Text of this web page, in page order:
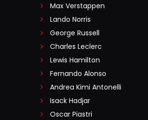
Max Verstappen
Lando Norris
George Russell
Charles Leclerc
Lewis Hamilton
Fernando Alonso
Andrea Kimi Antonelli
Isack Hadjar
Oscar Piastri